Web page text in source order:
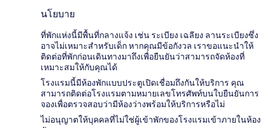
นโยบาย
ที่พักแห่งนี้มีพื้นที่กลางแจ้ง เช่น ระเบียง เฉลียง ลานระเบียงซึ่ง
อาจไม่เหมาะสำหรับเด็ก หากคุณมีข้อกังวล เราขอแนะนำให้
ติดต่อที่พักก่อนเดินทางมาถึงเพื่อยืนยันว่าสามารถจัดห้องที่
เหมาะสมให้กับคุณได้
โรงแรมนี้มีห้องพักแบบประตูเปิดเชื่อมถึงกันให้บริการ คุณ
สามารถติดต่อโรงแรมตามหมายเลขโทรศัพท์บนใบยืนยันการ
จองเพื่อตรวจสอบว่ามีห้องว่างพร้อมให้บริการหรือไม่
ไม่อนุญาตให้บุคคลที่ไม่ใช่ผู้เข้าพักของโรงแรมเข้าภายในห้อง